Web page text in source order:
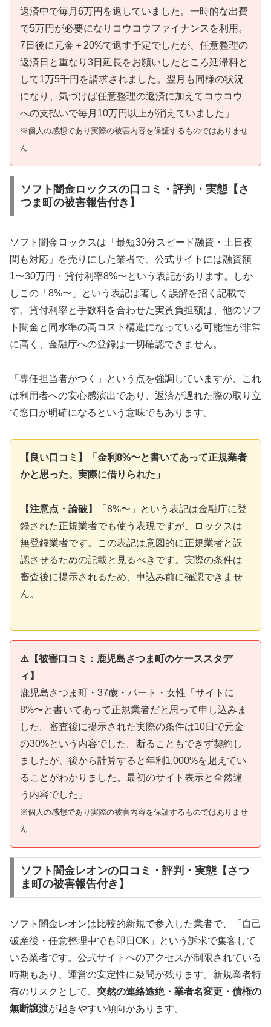
返済中で毎月6万円を返していました。一時的な出費
で5万円が必要になりコウコウファイナンスを利用。
7日後に元金＋20%で返す予定でしたが、任意整理の
返済日と重なり3日延長をお願いしたところ延滞料と
して1万5千円を請求されました。翌月も同様の状況
になり、気づけば任意整理の返済に加えてコウコウ
への支払いで毎月10万円以上が消えていました」
※個人の感想であり実際の被害内容を保証するものではありませ
ん
ソフト闇金ロックスの口コミ・評判・実態【さ
つま町の被害報告付き】
ソフト闇金ロックスは「最短30分スピード融資・土日夜
間も対応」を売りにした業者で、公式サイトには融資額
1〜30万円・貸付利率8%〜という表記があります。しか
しこの「8%〜」という表記は著しく誤解を招く記載で
す。貸付利率と手数料を合わせた実質負担額は、他のソフ
ト闇金と同水準の高コスト構造になっている可能性が非常
に高く、金融庁への登録は一切確認できません。
「専任担当者がつく」という点を強調していますが、これ
は利用者への安心感演出であり、返済が遅れた際の取り立
て窓口が明確になるという意味でもあります。
【良い口コミ】「金利8%〜と書いてあって正規業者
かと思った。実際に借りられた」
【注意点・論破】
「8%〜」という表記は金融庁に登
録された正規業者でも使う表現ですが、ロックスは
無登録業者です。この表記は意図的に正規業者と誤
認させるための記載と見るべきです。実際の条件は
審査後に提示されるため、申込み前に確認できませ
ん。
⚠️【被害口コミ：鹿児島さつま町のケーススタデ
ィ】
鹿児島さつま町・37歳・パート・女性「サイトに
8%〜と書いてあって正規業者だと思って申し込みま
した。審査後に提示された実際の条件は10日で元金
の30%という内容でした。断ることもできず契約し
ましたが、後から計算すると年利1,000%を超えてい
ることがわかりました。最初のサイト表示と全然違
う内容でした」
※個人の感想であり実際の被害内容を保証するものではありませ
ん
ソフト闇金レオンの口コミ・評判・実態【さつ
ま町の被害報告付き】
ソフト闇金レオンは比較的新規で参入した業者で、「自己
破産後・任意整理中でも即日OK」という訴求で集客して
いる業者です。公式サイトへのアクセスが制限されている
時期もあり、運営の安定性に疑問が残ります。新規業者特
有のリスクとして、 突然の連絡途絶・業者名変更・債権の
無断譲渡が起きやすい傾向があります。